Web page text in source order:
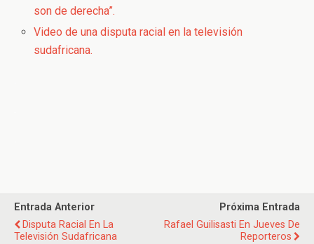
son de derecha”.
Video de una disputa racial en la televisión
sudafricana.
Entrada Anterior
Disputa Racial En La
Televisión Sudafricana
Próxima Entrada
Rafael Guilisasti En Jueves De
Reporteros